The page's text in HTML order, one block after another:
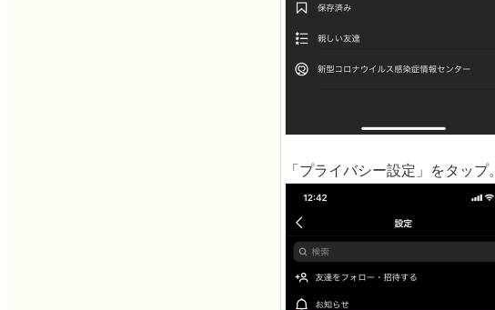
「プライバシー設定」をタップ。